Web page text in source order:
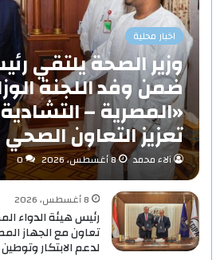
اخبار محلية
وزير الصحة يلتقي
ضمن وفد اللجنة
«المصرية –
تعزيز التعاون الصحي
آلاء محمد 8 أغسطس، 2026 0
8 أغسطس، 2026
رئيس هيئة الدواء
تعاون مع الجهاز
لدعم الابتكار